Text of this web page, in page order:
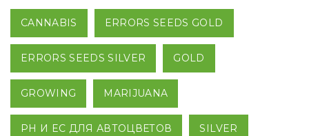
CANNABIS ERRORS SEEDS GOLD
ERRORS SEEDS SILVER GOLD
GROWING MARIJUANA
PH И EC ДЛЯ АВТОЦВЕТОВ SILVER